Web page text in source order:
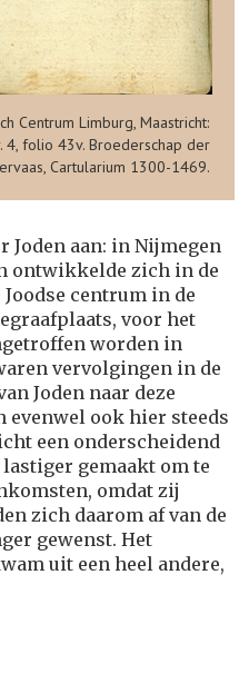
Centrum Limburg, Maastricht:
4, folio 43v. Broederschap der
Cartularium 1300-1469.
Joden aan: in Nijmegen
ontwikkelde zich in de
centrum in de
voor het
worden in
vervolgingen in de
Joden naar deze
evenwel ook hier steeds
een onderscheidend
gemaakt om te
omdat zij
zich daarom af van de
gewenst. Het
uit een heel andere,